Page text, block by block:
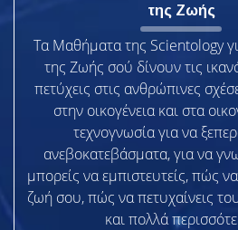
της Ζωής
Τα Μαθήματα της Scientology
της Ζωής σού δίνουν τις
πετύχεις στις ανθρώπινες
στην οικογένεια και στα
τεχνογνωσία για να
ανεβοκατεβάσματα, για να
μπορείς να εμπιστευτείς, πώς
ζωή σου, πώς να πετυχαίνεις
και πολλά